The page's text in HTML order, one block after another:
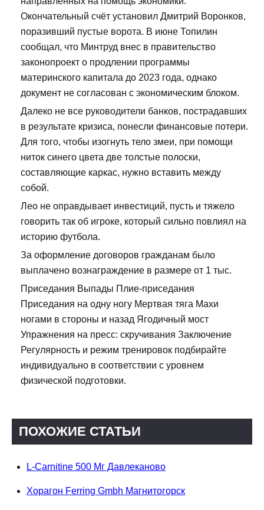
Окончательный счёт установил Дмитрий Воронков,
поразивший пустые ворота. В июне Топилин
сообщал, что Минтруд внес в правительство
законопроект о продлении программы
материнского капитала до 2023 года, однако
документ не согласован с экономическим блоком.
Далеко не все руководители банков, пострадавших
в результате кризиса, понесли финансовые потери.
Для того, чтобы изогнуть тело змеи, при помощи
ниток синего цвета две толстые полоски,
составляющие каркас, нужно вставить между
собой.
Лео не оправдывает инвестиций, пусть и тяжело
говорить так об игроке, который сильно повлиял на
историю футбола.
За оформление договоров гражданам было
выплачено вознаграждение в размере от 1 тыс.
Приседания Выпады Плие-приседания
Приседания на одну ногу Мертвая тяга Махи
ногами в стороны и назад Ягодичный мост
Упражнения на пресс: скручивания Заключение
Регулярность и режим тренировок подбирайте
индивидуально в соответствии с уровнем
физической подготовки.
ПОХОЖИЕ СТАТЬИ
L-Carnitine 500 Мг Давлеканово
Хорагон Ferring Gmbh Магнитогорск